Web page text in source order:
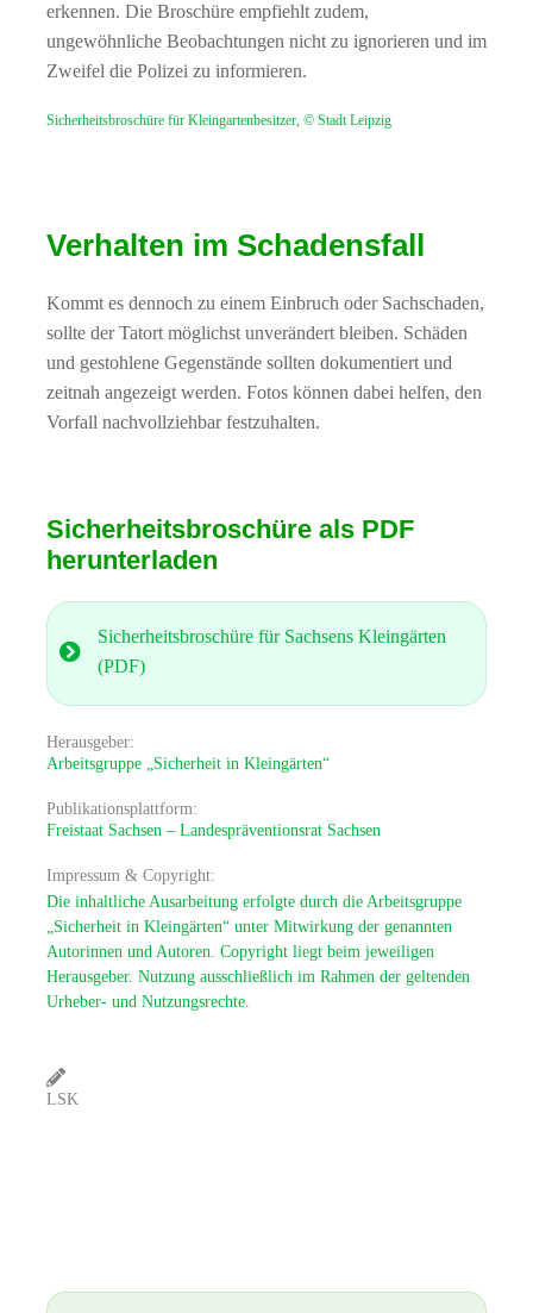
erkennen. Die Broschüre empfiehlt zudem,
ungewöhnliche Beobachtungen nicht zu ignorieren und im
Zweifel die Polizei zu informieren.
Sicherheitsbroschüre für Kleingartenbesitzer, ©Stadt Leipzig
Verhalten im Schadensfall
Kommt es dennoch zu einem Einbruch oder Sachschaden,
sollte der Tatort möglichst unverändert bleiben. Schäden
und gestohlene Gegenstände sollten dokumentiert und
zeitnah angezeigt werden. Fotos können dabei helfen, den
Vorfall nachvollziehbar festzuhalten.
Sicherheitsbroschüre als PDF
herunterladen
Sicherheitsbroschüre für Sachsens Kleingärten
(PDF)
Herausgeber:
Arbeitsgruppe „Sicherheit in Kleingärten“
Publikationsplattform:
Freistaat Sachsen – Landespräventionsrat Sachsen
Impressum & Copyright:
Die inhaltliche Ausarbeitung erfolgte durch die Arbeitsgruppe
„Sicherheit in Kleingärten“ unter Mitwirkung der genannten
Autorinnen und Autoren. Copyright liegt beim jeweiligen
Herausgeber. Nutzung ausschließlich im Rahmen der geltenden
Urheber- und Nutzungsrechte.
LSK